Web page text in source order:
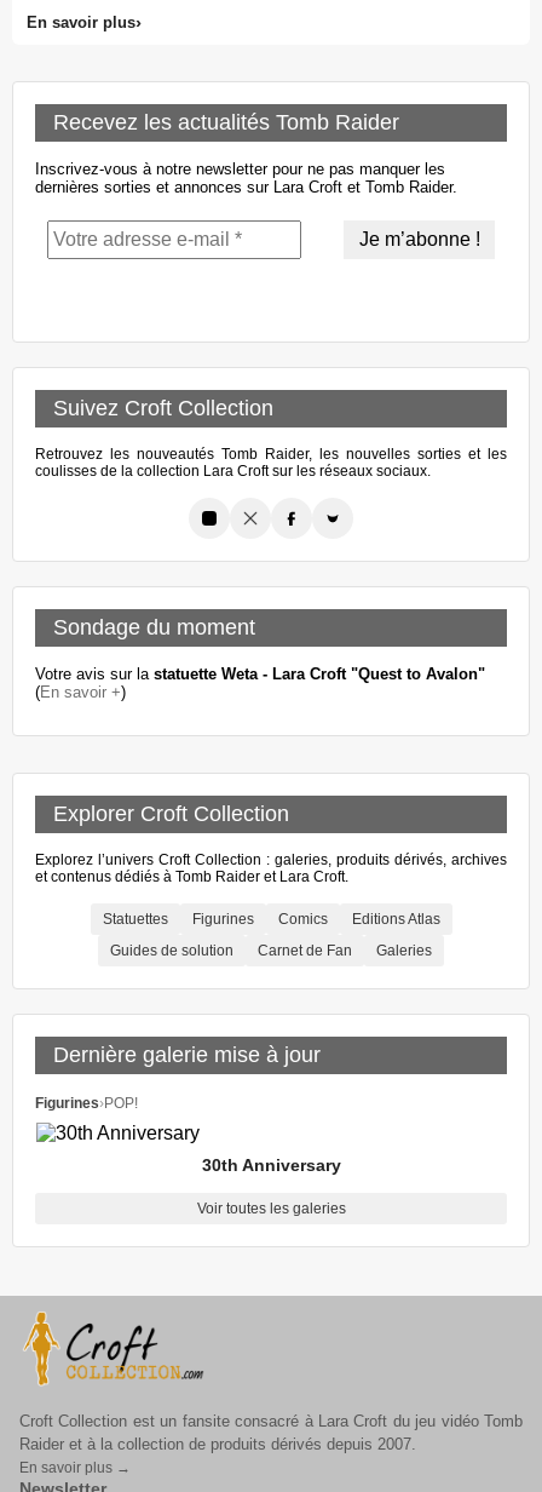
En savoir plus
Recevez les actualités Tomb Raider
Inscrivez-vous à notre newsletter pour ne pas manquer les
dernières sorties et annonces sur Lara Croft et Tomb Raider.
Suivez Croft Collection
Retrouvez les nouveautés Tomb Raider, les nouvelles sorties et les
coulisses de la collection Lara Croft sur les réseaux sociaux.
Sondage du moment
Votre avis sur la statuette Weta - Lara Croft "Quest to Avalon"
(En savoir +)
Explorer Croft Collection
Explorez l’univers Croft Collection : galeries, produits dérivés, archives
et contenus dédiés à Tomb Raider et Lara Croft.
Statuettes Figurines Comics
Editions Atlas
Guides de solution
Carnet de Fan Galeries
Dernière galerie mise à jour
Figurines›POP!
30th Anniversary
Voir toutes les galeries
Croft Collection est un fansite consacré à Lara Croft du jeu vidéo Tomb
Raider et à la collection de produits dérivés depuis 2007.
En savoir plus →